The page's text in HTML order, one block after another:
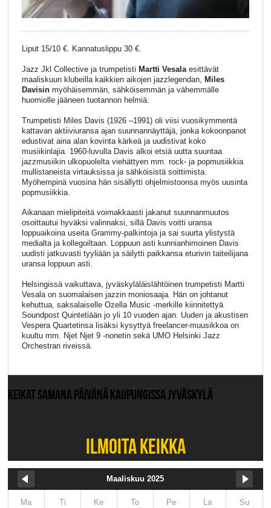
Liput 15/10 €. Kannatuslippu 30 €.
Jazz Jkl Collective ja trumpetisti Martti Vesalaesittävät
maaliskuun klubeilla kaikkien aikojen jazzlegendan, Miles
Davisinmyöhäisemmän, sähköisemmän ja vähemmälle
huomiolle jääneen tuotannon helmiä.
Trumpetisti Miles Davis (1926 –1991) oli viisi vuosikymmentä
kattavan aktiiviuransa ajan suunnannäyttäjä, jonka kokoonpanot
edustivat aina alan kovinta kärkeä ja uudistivat koko
musiikinlajia. 1960-luvulla Davis alkoi etsiä uutta suuntaa
jazzmusiikin ulkopuolelta viehättyen mm. rock- ja popmusiikkia
mullistaneista virtauksissa ja sähköisistä soittimista.
Myöhempinä vuosina hän sisällytti ohjelmistoonsa myös uusinta
popmusiikkia.
Aikanaan mielipiteitä voimakkaasti jakanut suunnanmuutos
osoittautui hyväksi valinnaksi, sillä Davis voitti uransa
loppuaikoina useita Grammy-palkintoja ja sai suurta ylistystä
medialta ja kollegoiltaan. Loppuun asti kunnianhimoinen Davis
uudisti jatkuvasti tyyliään ja säilytti paikkansa eturivin taiteilijana
uransa loppuun asti.
Helsingissä vaikuttava, jyväskyläläislähtöinen trumpetisti Martti
Vesala on suomalaisen jazzin moniosaaja. Hän on johtanut
kehuttua, saksalaiselle Ozella Music -merkille kiinnitettyä
Soundpost Quintetiään jo yli 10 vuoden ajan. Uuden ja akustisen
Vespera Quartetinsa lisäksi kysyttyä freelancer-muusikkoa on
kuultu mm. Njet Njet 9 -nonetin sekä UMO Helsinki Jazz
Orchestran riveissä.
KEIKAT SAMANA PÄIVÄNÄ KAUPUNGISSA JYVÄSKYLÄ
ILMOITA KEIKKA
Maaliskuu 2025
Ma Ti Ke To Pe La Su